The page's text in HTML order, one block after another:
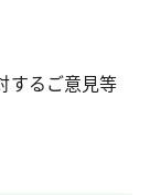
するご意見等